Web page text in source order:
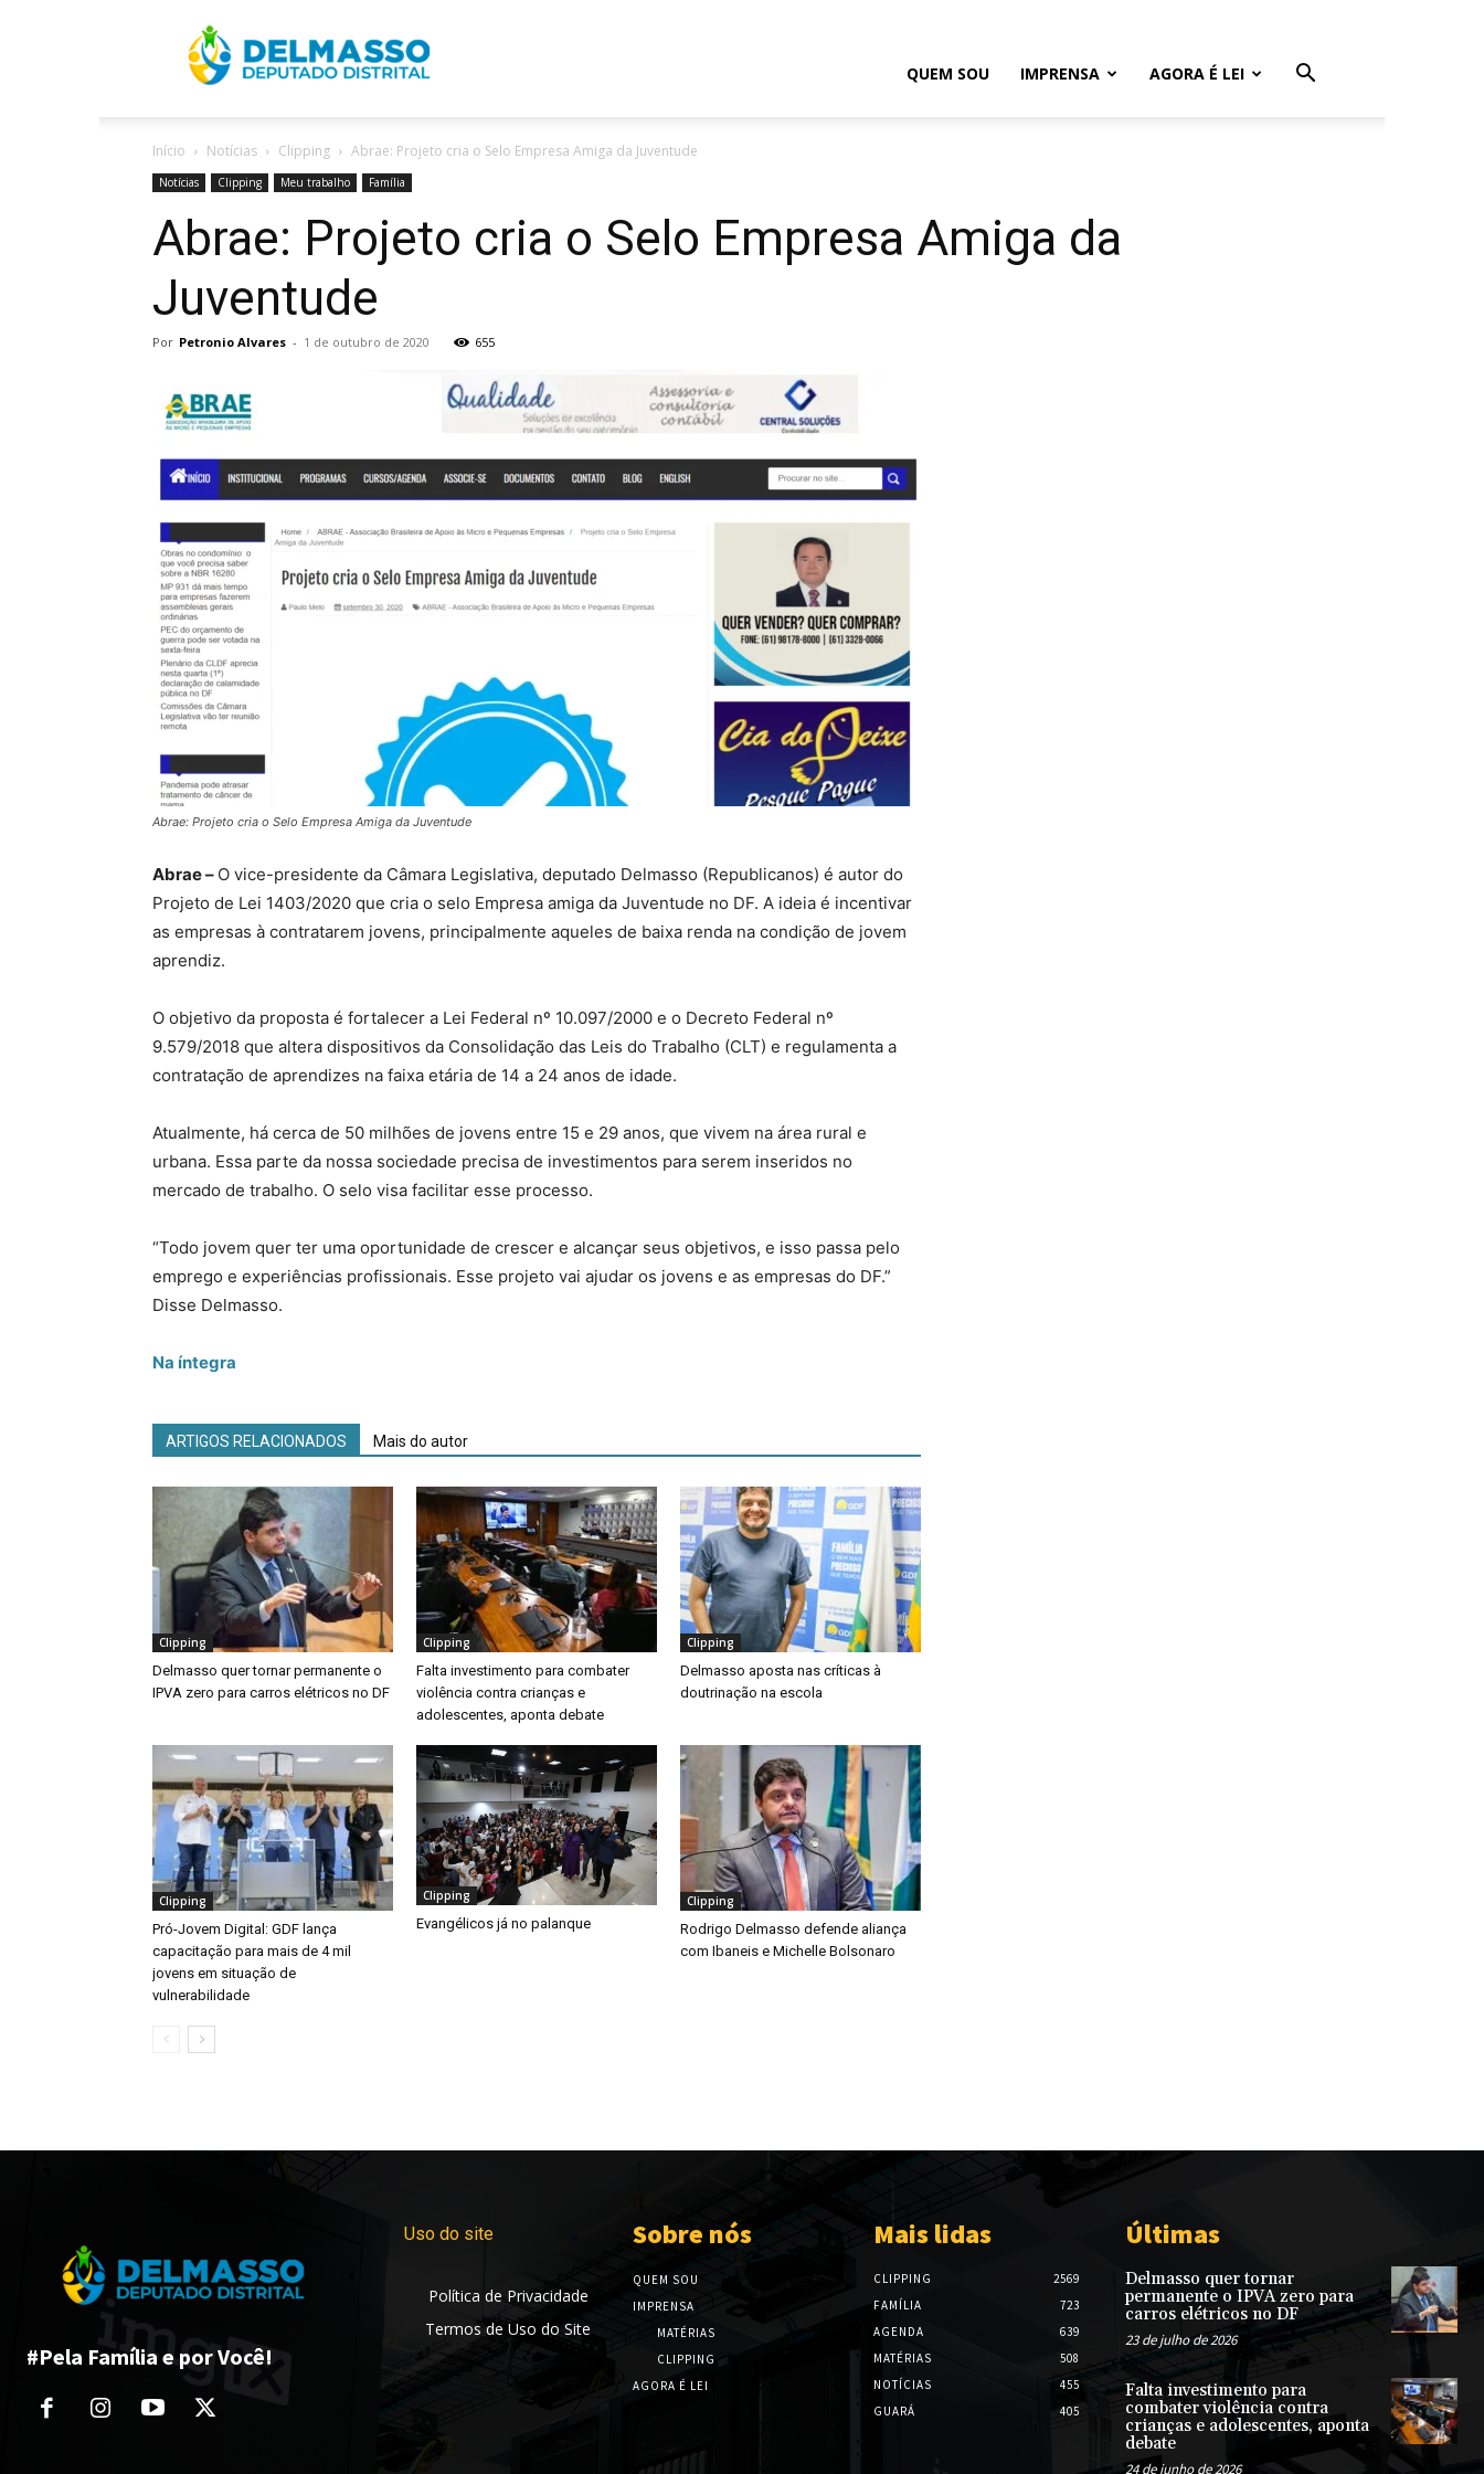
QUEM SOU IMPRENSA AGORA É LEI
Início Notícias Clipping Abrae: Projeto cria o Selo Empresa Amiga da Juventude
Notícias Clipping Meu trabalho Família
Abrae: Projeto cria o Selo Empresa Amiga da
Juventude
Por Petronio Alvares - 1 de outubro de 2020 655
Abrae: Projeto cria o Selo Empresa Amiga da Juventude
Abrae – O vice-presidente da Câmara Legislativa, deputado Delmasso (Republicanos) é autor do
Projeto de Lei 1403/2020 que cria o selo Empresa amiga da Juventude no DF. A ideia é incentivar
as empresas à contratarem jovens, principalmente aqueles de baixa renda na condição de jovem
aprendiz.
O objetivo da proposta é fortalecer a Lei Federal nº 10.097/2000 e o Decreto Federal nº
9.579/2018 que altera dispositivos da Consolidação das Leis do Trabalho (CLT) e regulamenta a
contratação de aprendizes na faixa etária de 14 a 24 anos de idade.
Atualmente, há cerca de 50 milhões de jovens entre 15 e 29 anos, que vivem na área rural e
urbana. Essa parte da nossa sociedade precisa de investimentos para serem inseridos no
mercado de trabalho. O selo visa facilitar esse processo.
“Todo jovem quer ter uma oportunidade de crescer e alcançar seus objetivos, e isso passa pelo
emprego e experiências profissionais. Esse projeto vai ajudar os jovens e as empresas do DF.”
Disse Delmasso.
Na íntegra
ARTIGOS RELACIONADOS Mais do autor
Clipping
Delmasso quer tornar permanente o
IPVA zero para carros elétricos no DF
Clipping
Falta investimento para combater
violência contra crianças e
adolescentes, aponta debate
Clipping
Delmasso aposta nas críticas à
doutrinação na escola
Clipping
Pró-Jovem Digital: GDF lança
capacitação para mais de 4 mil
jovens em situação de
vulnerabilidade
Clipping
Evangélicos já no palanque
Clipping
Rodrigo Delmasso defende aliança
com Ibaneis e Michelle Bolsonaro
#Pela Família e por Você!
Uso do site
Política de Privacidade
Termos de Uso do Site
Sobre nós
QUEM SOU
IMPRENSA
MATÉRIAS
CLIPPING
AGORA É LEI
Mais lidas
CLIPPING
2569
FAMÍLIA
723
AGENDA
639
MATÉRIAS
508
NOTÍCIAS
455
GUARÁ
405
Últimas
Delmasso quer tornar
permanente o IPVA zero para
carros elétricos no DF
23 de julho de 2026
Falta investimento para
combater violência contra
crianças e adolescentes, aponta
debate
24 de junho de 2026